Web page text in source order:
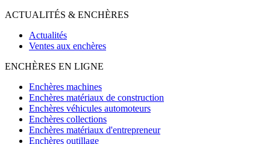
ACTUALITÉS & ENCHÈRES
Actualités
Ventes aux enchères
ENCHÈRES EN LIGNE
Enchères machines
Enchères matériaux de construction
Enchères véhicules automoteurs
Enchères collections
Enchères matériaux d'entrepreneur
Enchères outillage